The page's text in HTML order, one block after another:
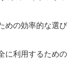
めの効率的な選び
に利用するための